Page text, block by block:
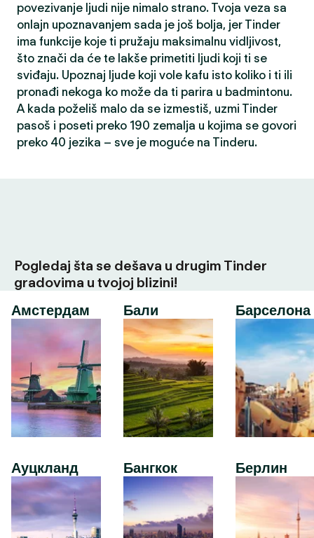
povezivanje ljudi nije nimalo strano. Tvoja veza sa
onlajn upoznavanjem sada je još bolja, jer Tinder
ima funkcije koje ti pružaju maksimalnu vidljivost,
što znači da će te lakše primetiti ljudi koji ti se
sviđaju. Upoznaj ljude koji vole kafu isto koliko i ti ili
pronađi nekoga ko može da ti parira u badmintonu.
A kada poželiš malo da se izmestiš, uzmi Tinder
pasoš i poseti preko 190 zemalja u kojima se govori
preko 40 jezika – sve je moguće na Tinderu.
Pogledaj šta se dešava u drugim Tinder
gradovima u tvojoj blizini!
Амстердам
Ауцкланд
Бали
Бангкок
Барселона
Берлин